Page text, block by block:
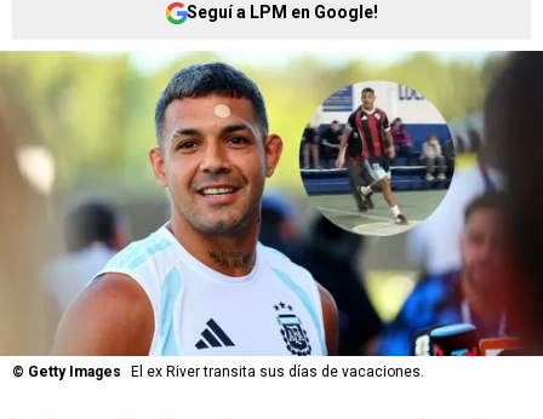
Seguí a LPM en Google!
© Getty Images El ex River transita sus días de vacaciones.